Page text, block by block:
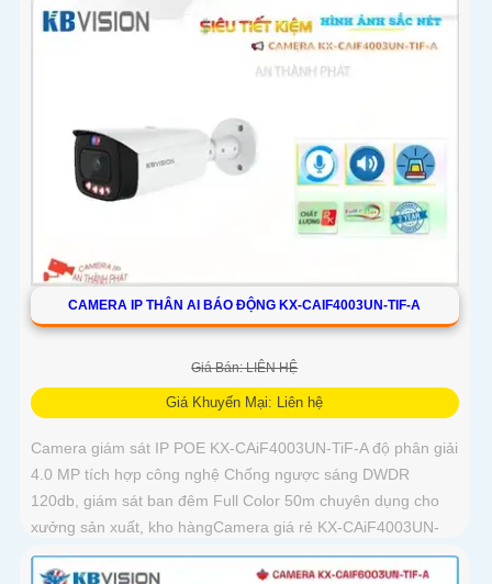
CAMERA IP THÂN AI BÁO ĐỘNG KX-CAIF4003UN-TIF-A
Giá Bán: LIÊN HỆ
Giá Khuyến Mại: Liên hệ
Camera giám sát IP POE KX-CAiF4003UN-TiF-A độ phân giải
4.0 MP tích hợp công nghệ Chống ngược sáng DWDR
120db, giám sát ban đêm Full Color 50m chuyên dụng cho
xưởng sản xuất, kho hàngCamera giá rẻ KX-CAiF4003UN-
TiF-A, độ phân giải 4